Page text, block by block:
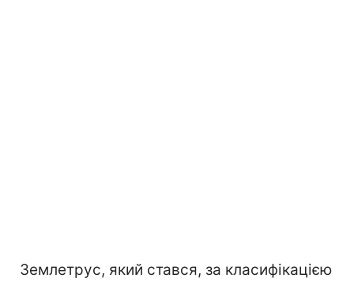
Землетрус, який стався, за класифікацією